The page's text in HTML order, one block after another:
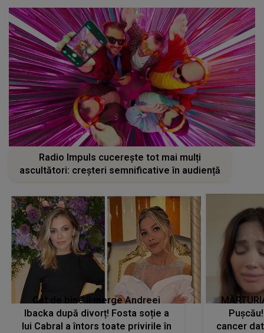
Radio Impuls cucerește tot mai mulți
ascultători: creșteri semnificative în audiență
Cât de bine îi merge Andreei
Ibacka după divorț! Fosta soție a
lui Cabral a întors toate privirile în
cancer